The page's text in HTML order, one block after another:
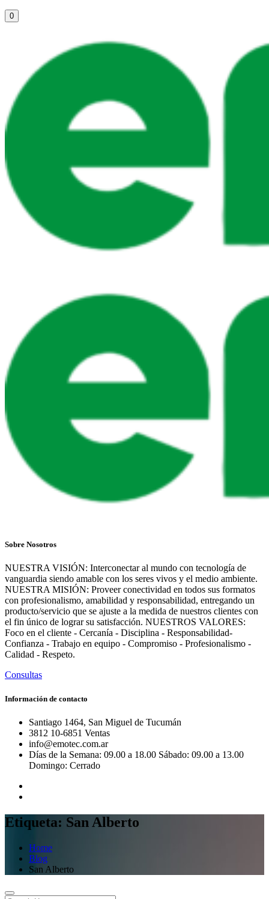
0
Sobre Nosotros
NUESTRA VISIÓN: Interconectar al mundo con tecnología de
vanguardia siendo amable con los seres vivos y el medio ambiente.
NUESTRA MISIÓN: Proveer conectividad en todos sus formatos
con profesionalismo, amabilidad y responsabilidad, entregando un
producto/servicio que se ajuste a la medida de nuestros clientes con
el fin único de lograr su satisfacción. NUESTROS VALORES:
Foco en el cliente - Cercanía - Disciplina - Responsabilidad-
Confianza - Trabajo en equipo - Compromiso - Profesionalismo -
Calidad - Respeto.
Consultas
Información de contacto
Santiago 1464, San Miguel de Tucumán
3812 10-6851 Ventas
info@emotec.com.ar
Días de la Semana: 09.00 a 18.00 Sábado: 09.00 a 13.00
Domingo: Cerrado
Etiqueta: San Alberto
Home
Blog
San Alberto